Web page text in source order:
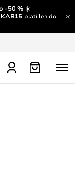
-50 %☀️
KAB15 platí len do